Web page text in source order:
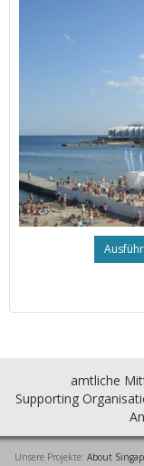
amtliche
Supporting
Unsere Projekte: About